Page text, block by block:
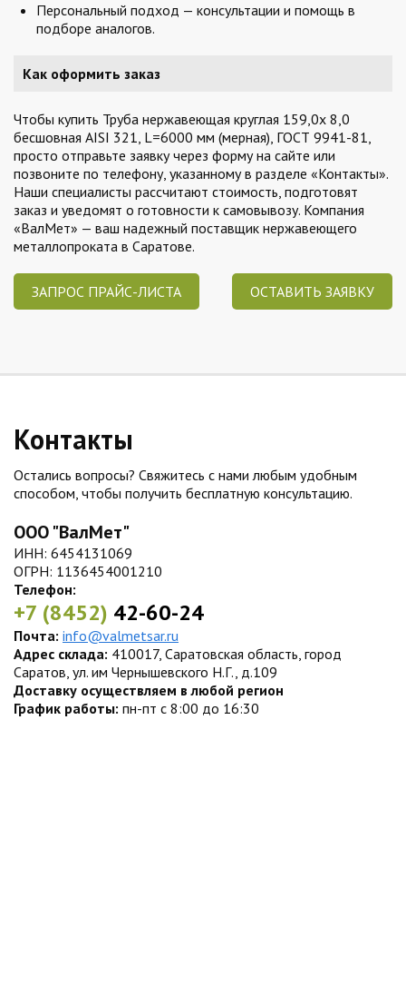
Персональный подход — консультации и помощь в
подборе аналогов.
Как оформить заказ
Чтобы купить Труба нержавеющая круглая 159,0х 8,0
бесшовная AISI 321, L=6000 мм (мерная), ГОСТ 9941-81,
просто отправьте заявку через форму на сайте или
позвоните по телефону, указанному в разделе «Контакты».
Наши специалисты рассчитают стоимость, подготовят
заказ и уведомят о готовности к самовывозу. Компания
«ВалМет» — ваш надежный поставщик нержавеющего
металлопроката в Саратове.
ЗАПРОС ПРАЙС-ЛИСТА ОСТАВИТЬ ЗАЯВКУ
Контакты
Остались вопросы? Свяжитесь с нами любым удобным
способом, чтобы получить бесплатную консультацию.
ООО "ВалМет"
ИНН: 6454131069
ОГРН: 1136454001210
Телефон:
+7 (8452) 42-60-24
Почта: info@valmetsar.ru
Адрес склада: 410017, Саратовская область, город
Саратов, ул. им Чернышевского Н.Г., д.109
Доставку осуществляем в любой регион
График работы: пн-пт с 8:00 до 16:30